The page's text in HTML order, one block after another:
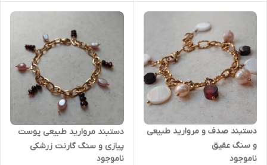
دستبند صدف و مروارید طبیعی
و سنگ عقیق
ناموجود
دستبند مروارید طبیعی پوست
پیازی و سنگ گارنت زرشکی
ناموجود